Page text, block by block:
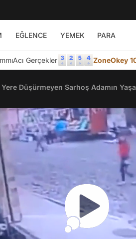
EĞLENCE YEMEK PARA
Acı Gerçekler ZoneOkey
Yere Düşürmeyen Sarhoş Adamın